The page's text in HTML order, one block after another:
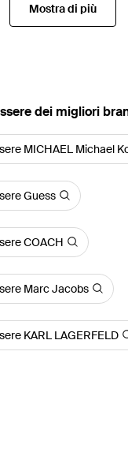
Mostra di più
dei migliori
MICHAEL Michael
Guess
COACH
Marc Jacobs
KARL LAGERFELD